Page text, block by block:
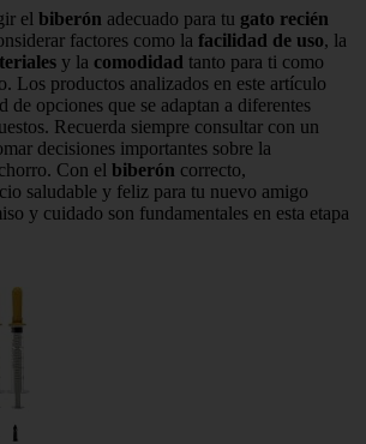
el biberón adecuado para tu gato recién
factores como la facilidad de uso, la
y la comodidad tanto para ti como
Los productos analizados en este artículo
de opciones que se adaptan a diferentes
Recuerda siempre consultar con un
decisiones importantes sobre la
Con el biberón correcto,
saludable y feliz para tu nuevo amigo
y cuidado son fundamentales en esta etapa